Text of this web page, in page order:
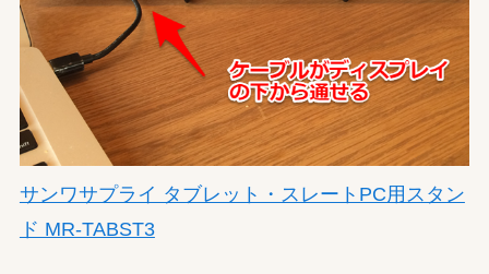
サンワサプライ タブレット・スレートPC用スタン
ド MR-TABST3